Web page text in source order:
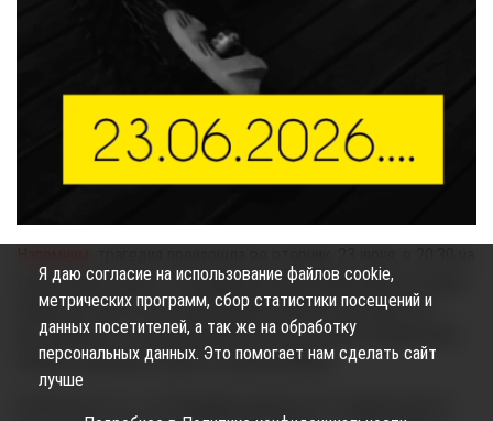
улице Энергетиков. По предварительной информации полиции,
водитель LADA Vesta поворачивал налево и не пропустил
мотоциклиста, который двигался во встречном направлении.
Парень скончался в карете скорой помощи.
Я даю согласие на использование файлов cookie,
метрических программ, сбор статистики посещений и
данных посетителей, а так же на обработку
персональных данных. Это помогает нам сделать сайт
лучше